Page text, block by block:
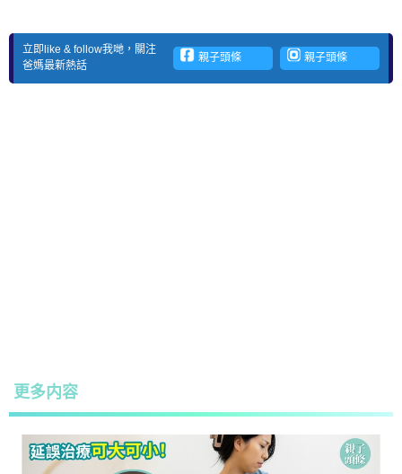
立即like & follow我哋，關注
爸媽最新熱話
親子頭條 親子頭條
更多内容